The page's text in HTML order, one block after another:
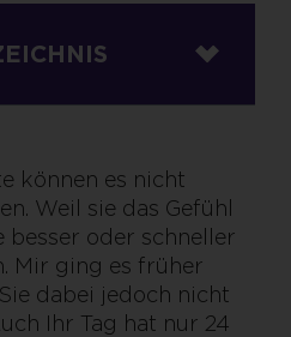
können es nicht
Weil sie das Gefühl
besser oder schneller
Mir ging es früher
dabei jedoch nicht
Ihr Tag hat nur 24